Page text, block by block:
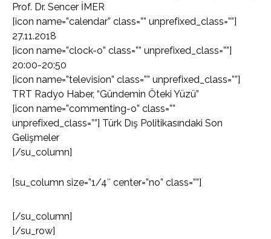
Prof. Dr. Sencer İMER
[icon name=”calendar” class=”” unprefixed_class=””]
27.11.2018
[icon name=”clock-o” class=”” unprefixed_class=””]
20:00-20:50
[icon name=”television” class=”” unprefixed_class=””]
TRT Radyo Haber, “Gündemin Öteki Yüzü”
[icon name=”commenting-o” class=””
unprefixed_class=””] Türk Dış Politikasındaki Son
Gelişmeler
[/su_column]
[su_column size=”1/4″ center=”no” class=””]
[/su_column]
[/su_row]